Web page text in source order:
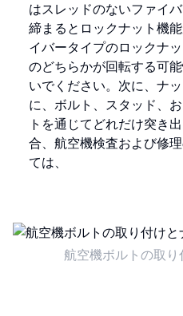
はスレッドのないファイ
締まるとロックナット機
イバータイプのロックナ
のどちらかが回転する可
いでください。次に、ナ
に、ボルト、スタッド、
トを通じてどれだけ突き
合、航空機検査および修
ては、
航空機ボルトの取